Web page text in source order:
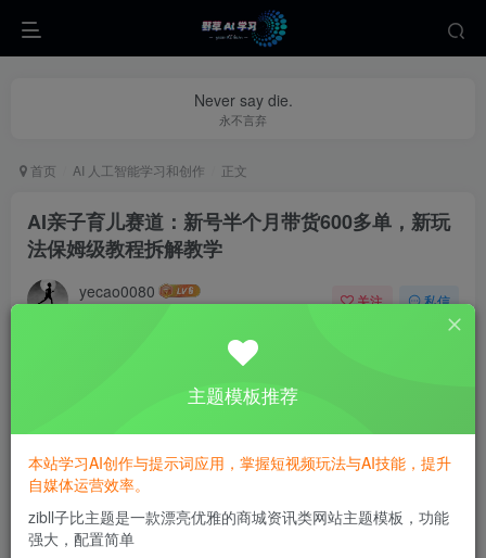
Never say die.
永不言弃
首页 AI 人工智能学习和创作 正文
AI亲子育儿赛道：新号半个月带货600多单，新玩
法保姆级教程拆解教学
yecao0080 关注 私信
主题模板推荐
本站学习AI创作与提示词应用，掌握短视频玩法与AI技能，提升
自媒体运营效率。
zibll子比主题是一款漂亮优雅的商城资讯类网站主题模板，功能
强大，配置简单